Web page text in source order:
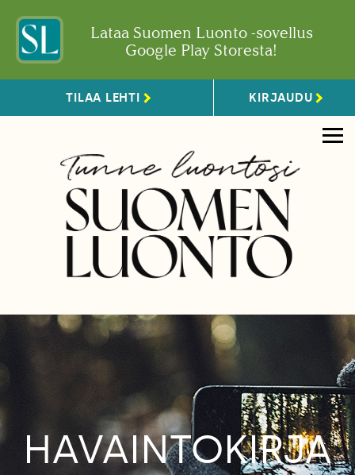
Lataa Suomen Luonto -sovellus
Google Play Storesta!
TILAA LEHTI KIRJAUDU
HAVAINTOKIRJA